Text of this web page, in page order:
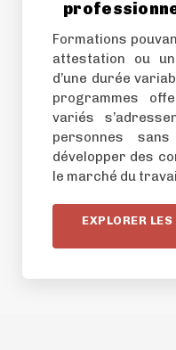
Formations
attestation ou
d’une durée
programmes
variés
personnes
développer des
le marché du
EXPLORER